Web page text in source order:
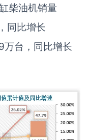
柴油机销量
同比增长
台，同比增长